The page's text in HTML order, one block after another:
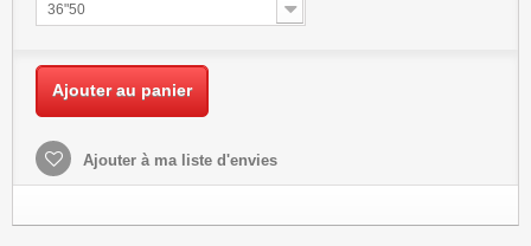
36"50
Ajouter au panier
Ajouter à ma liste d'envies